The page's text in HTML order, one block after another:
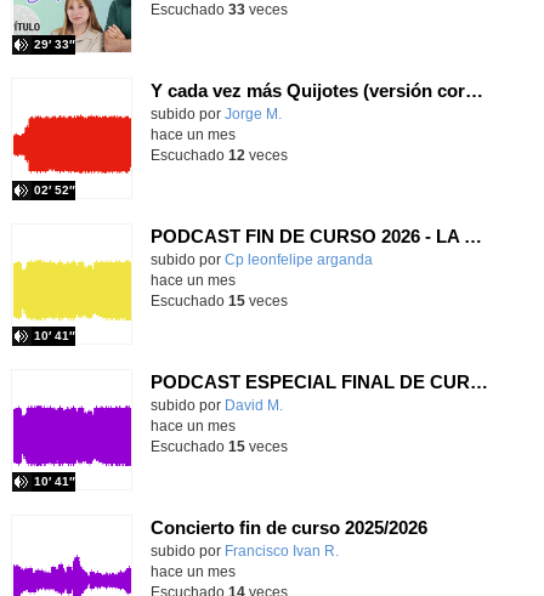
29′ 33″
Escuchado 33veces
Y cada vez más Quijotes (versión coro Quijotes Cantores)
Contenido educativo.
subido por Jorge M.
02′ 52″
hace un mes
Escuchado 12 veces
PODCAST FIN DE CURSO 2026 - LA LEONERA
subido por Cp leonfelipe arganda
10′ 41″
hace un mes
Escuchado 15veces
PODCAST ESPECIAL FINAL DE CURSO
Contenido educativo.
subido por David M.
10′ 41″
hace un mes
Escuchado 15veces
Concierto fin de curso 2025/2026
subido por Francisco Ivan R.
hace un mes
Escuchado 14veces